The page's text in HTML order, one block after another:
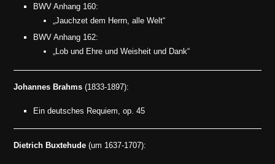
BWV Anhang 160:
„Jauchzet dem Herrn, alle Welt“
BWV Anhang 162:
„Lob und Ehre und Weisheit und Dank“
Johannes Brahms (1833-1897):
Ein deutsches Requiem, op. 45
Dietrich Buxtehude (um 1637-1707):